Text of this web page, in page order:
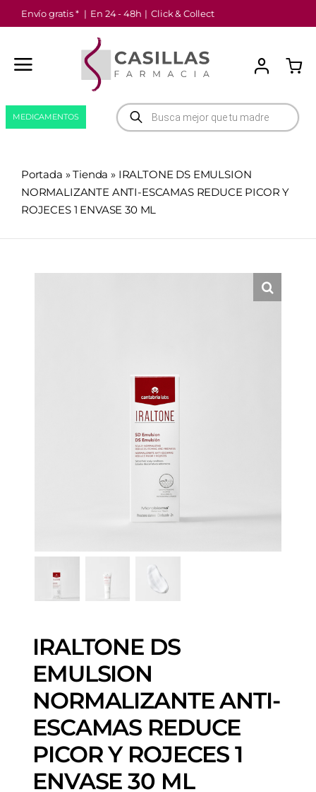
Saltar
al
Envío gratis * | En 24 - 48h | Click & Collect
Búsqueda
de
productos
MEDICAMENTOS
Portada »Tienda » IRALTONE DS EMULSION
NORMALIZANTE ANTI-ESCAMAS REDUCE PICOR Y
ROJECES 1 ENVASE 30 ML
IRALTONE DS
EMULSION
NORMALIZANTE ANTI-
ESCAMAS REDUCE
PICOR Y ROJECES 1
ENVASE 30 ML